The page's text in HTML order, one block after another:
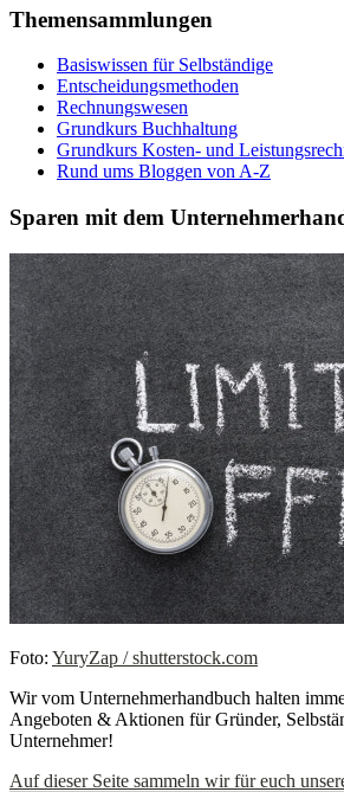
Themensammlungen
Basiswissen für Selbständige
Entscheidungsmethoden
Rechnungswesen
Grundkurs Buchhaltung
Grundkurs Kosten- und
Rund ums Bloggen von A-Z
Sparen mit dem
Foto: YuryZap / shutterstock.com
Wir vom Unternehmerhandbuch halten
Angeboten & Aktionen für Gründer,
Unternehmer!
Auf dieser Seite sammeln wir für euch